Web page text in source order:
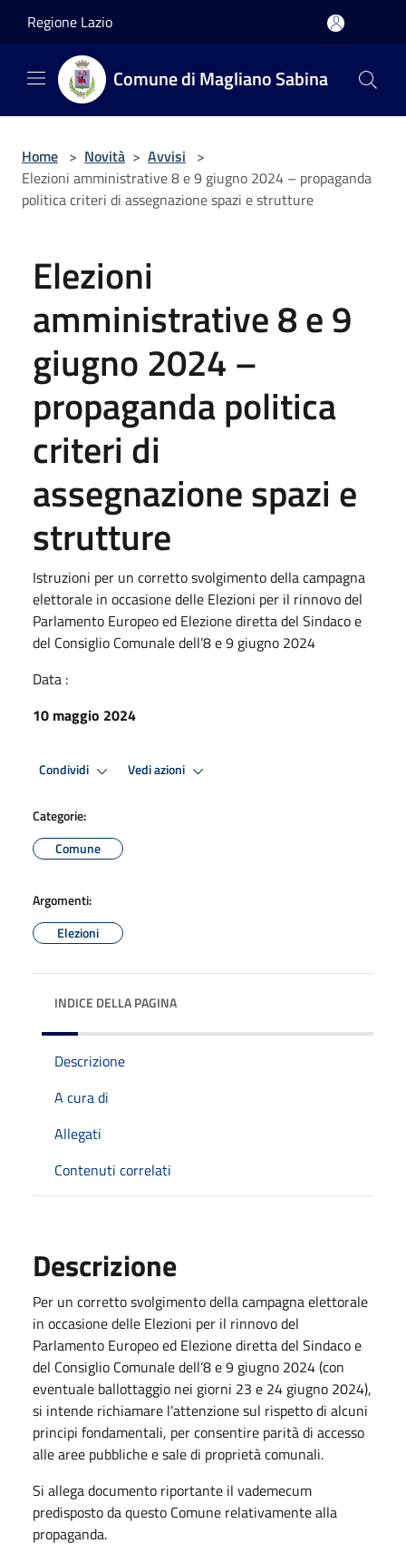
Regione Lazio
Comune di Magliano Sabina
Home > Novità > Avvisi >
Elezioni amministrative 8 e 9 giugno 2024 – propaganda
politica criteri di assegnazione spazi e strutture
Elezioni
amministrative 8 e 9
giugno 2024 –
propaganda politica
criteri di
assegnazione spazi e
strutture
Istruzioni per un corretto svolgimento della campagna
elettorale in occasione delle Elezioni per il rinnovo del
Parlamento Europeo ed Elezione diretta del Sindaco e
del Consiglio Comunale dell’8 e 9 giugno 2024
Data :
10 maggio 2024
Condividi Vedi azioni
Categorie:
Comune
Argomenti:
Elezioni
INDICE DELLA PAGINA
Descrizione
A cura di
Allegati
Contenuti correlati
Descrizione
Per un corretto svolgimento della campagna elettorale
in occasione delle Elezioni per il rinnovo del
Parlamento Europeo ed Elezione diretta del Sindaco e
del Consiglio Comunale dell’8 e 9 giugno 2024 (con
eventuale ballottaggio nei giorni 23 e 24 giugno 2024),
si intende richiamare l’attenzione sul rispetto di alcuni
principi fondamentali, per consentire parità di accesso
alle aree pubbliche e sale di proprietà comunali.
Si allega documento riportante il vademecum
predisposto da questo Comune relativamente alla
propaganda.